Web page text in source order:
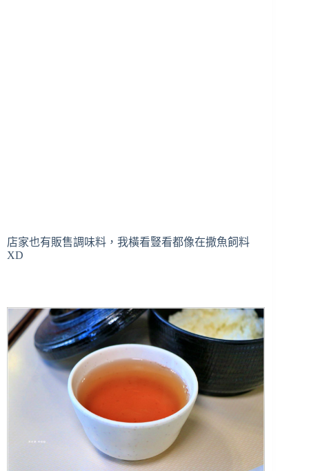
店家也有販售調味料，我橫看豎看都像在撒魚飼料
XD